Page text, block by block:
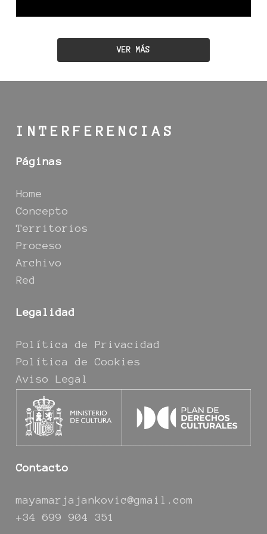
VER MÁS
INTERFERENCIAS
Páginas
Home
Concepto
Territorios
Proceso
Archivo
Red
Legalidad
Política de Privacidad
Política de Cookies
Aviso Legal
Contacto
mayamarjajankovic@gmail.com
+34 699 904 351